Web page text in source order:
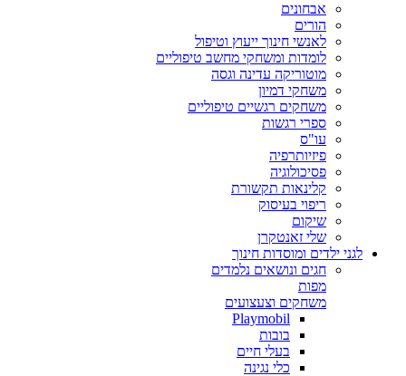
אבחונים
הורים
לאנשי חינוך ייעוץ וטיפול
לומדות ומשחקי מחשב טיפוליים
מוטוריקה עדינה וגסה
משחקי דמיון
משחקים רגשיים טיפוליים
ספרי רגשות
עו"ס
פיזיותרפיה
פסיכולוגיה
קלינאות תקשורת
ריפוי בעיסוק
שיקום
שלי זאנטקרן
לגני ילדים ומוסדות חינוך
חגים ונושאים נלמדים
מפות
משחקים וצעצועים
Playmobil
בובות
בעלי חיים
כלי נגינה